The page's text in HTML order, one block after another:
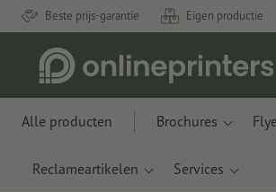
Beste prijs-garantie Eigen productie
Alle producten Brochures
Reclameartikelen Services